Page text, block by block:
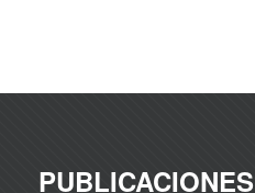
PUBLICACIONES